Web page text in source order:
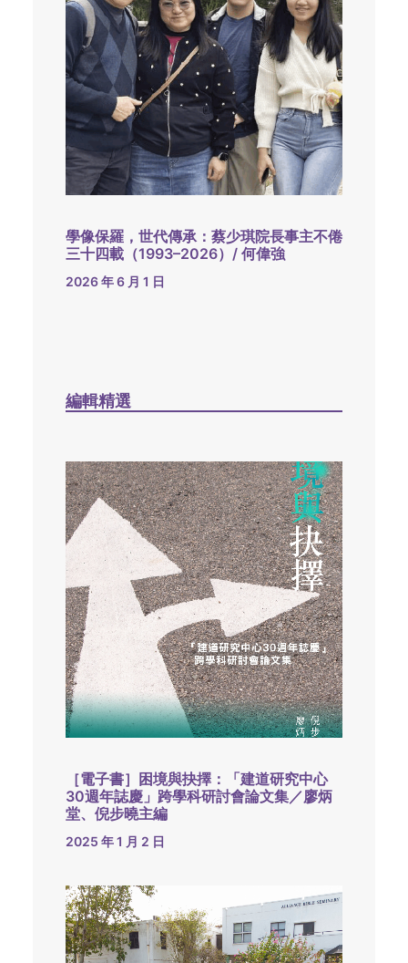
學像保羅，世代傳承：蔡少琪院長事主不倦
三十四載（1993–2026）/ 何偉強
2026 年 6 月 1 日
編輯精選
［電子書］困境與抉擇：「建道研究中心
30週年誌慶」跨學科研討會論文集／廖炳
堂、倪步曉主編
2025 年 1 月 2 日